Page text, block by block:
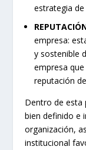
estrategia
empresa:
y sostenible
empresa
reputación
Dentro de esta
bien definido e
organización,
institucional